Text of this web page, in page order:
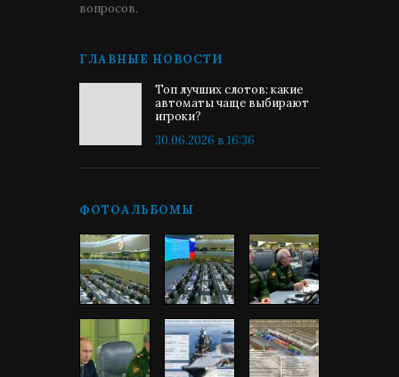
вопросов.
ГЛАВНЫЕ НОВОСТИ
Топ лучших слотов: какие
автоматы чаще выбирают
игроки?
30.06.2026 в 16:36
ФОТОАЛЬБОМЫ